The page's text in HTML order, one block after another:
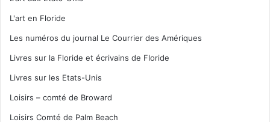
L'art en Floride
Les numéros du journal Le Courrier des Amériques
Livres sur la Floride et écrivains de Floride
Livres sur les Etats-Unis
Loisirs – comté de Broward
Loisirs Comté de Palm Beach